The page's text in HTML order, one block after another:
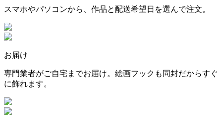
スマホやパソコンから、作品と配送希望日を選んで注文。
お届け
専門業者がご自宅までお届け。絵画フックも同封だからすぐ
に飾れます。